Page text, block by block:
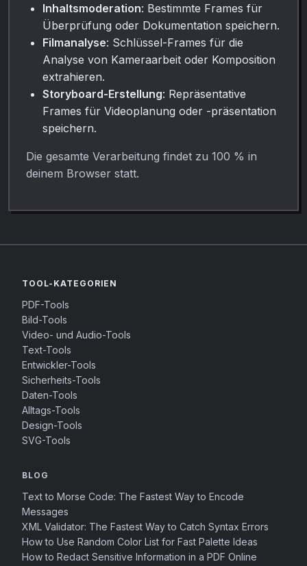
Inhaltsmoderation: Bestimmte Frames für
Überprüfung oder Dokumentation speichern.
Filmanalyse: Schlüssel-Frames für die
Analyse von Kameraarbeit oder Komposition
extrahieren.
Storyboard-Erstellung: Repräsentative
Frames für Videoplanung oder -präsentation
speichern.
Die gesamte Verarbeitung findet zu 100 % in
deinem Browser statt.
TOOL-KATEGORIEN
PDF-Tools
Bild-Tools
Video- und Audio-Tools
Text-Tools
Entwickler-Tools
Sicherheits-Tools
Daten-Tools
Alltags-Tools
Design-Tools
SVG-Tools
BLOG
Text to Morse Code: The Fastest Way to Encode
Messages
XML Validator: The Fastest Way to Catch Syntax Errors
How to Use Random Color List for Fast Palette Ideas
How to Redact Sensitive Information in a PDF Online